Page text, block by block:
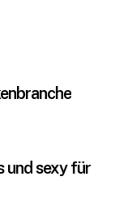
und sexy für